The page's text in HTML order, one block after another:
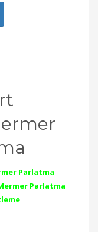
Parlatma
Parlatma